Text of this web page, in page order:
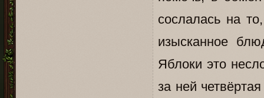
сослалась на
изысканное
Яблоки это
за ней